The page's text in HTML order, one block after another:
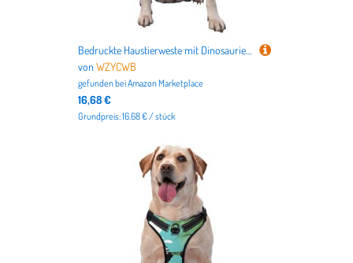
Bedruckte Haustierweste mit Dinosaurier-Motiv, Größe XL, ideal für Spaziergänge mit dem Hund, Wandern, tägliche Reisen
vonWZYCWB
gefunden beiAmazon Marketplace
16,68 €
Grundpreis: 16.68 € / stück